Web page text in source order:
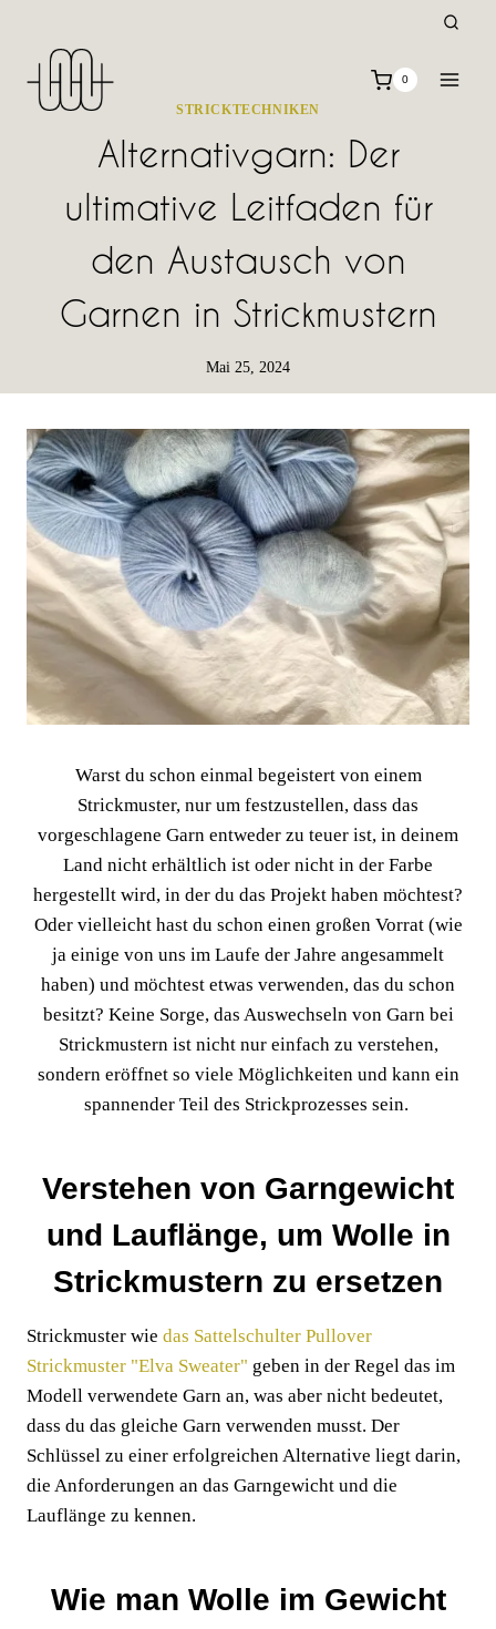
0
STRICKTECHNIKEN
Alternativgarn: Der
ultimative Leitfaden für
den Austausch von
Garnen in Strickmustern
Mai 25, 2024
Warst du schon einmal begeistert von einem
Strickmuster, nur um festzustellen, dass das
vorgeschlagene Garn entweder zu teuer ist, in deinem
Land nicht erhältlich ist oder nicht in der Farbe
hergestellt wird, in der du das Projekt haben möchtest?
Oder vielleicht hast du schon einen großen Vorrat (wie
ja einige von uns im Laufe der Jahre angesammelt
haben) und möchtest etwas verwenden, das du schon
besitzt? Keine Sorge, das Auswechseln von Garn bei
Strickmustern ist nicht nur einfach zu verstehen,
sondern eröffnet so viele Möglichkeiten und kann ein
spannender Teil des Strickprozesses sein.
Verstehen von Garngewicht
und Lauflänge, um Wolle in
Strickmustern zu ersetzen
Strickmuster wie das Sattelschulter Pullover
Strickmuster "Elva Sweater" geben in der Regel das im
Modell verwendete Garn an, was aber nicht bedeutet,
dass du das gleiche Garn verwenden musst. Der
Schlüssel zu einer erfolgreichen Alternative liegt darin,
die Anforderungen an das Garngewicht und die
Lauflänge zu kennen.
Wie man Wolle im Gewicht